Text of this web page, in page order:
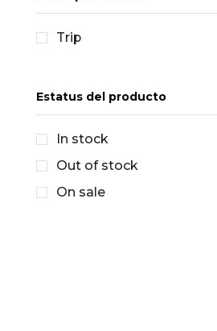
Trip
Estatus del producto
In stock
Out of stock
On sale